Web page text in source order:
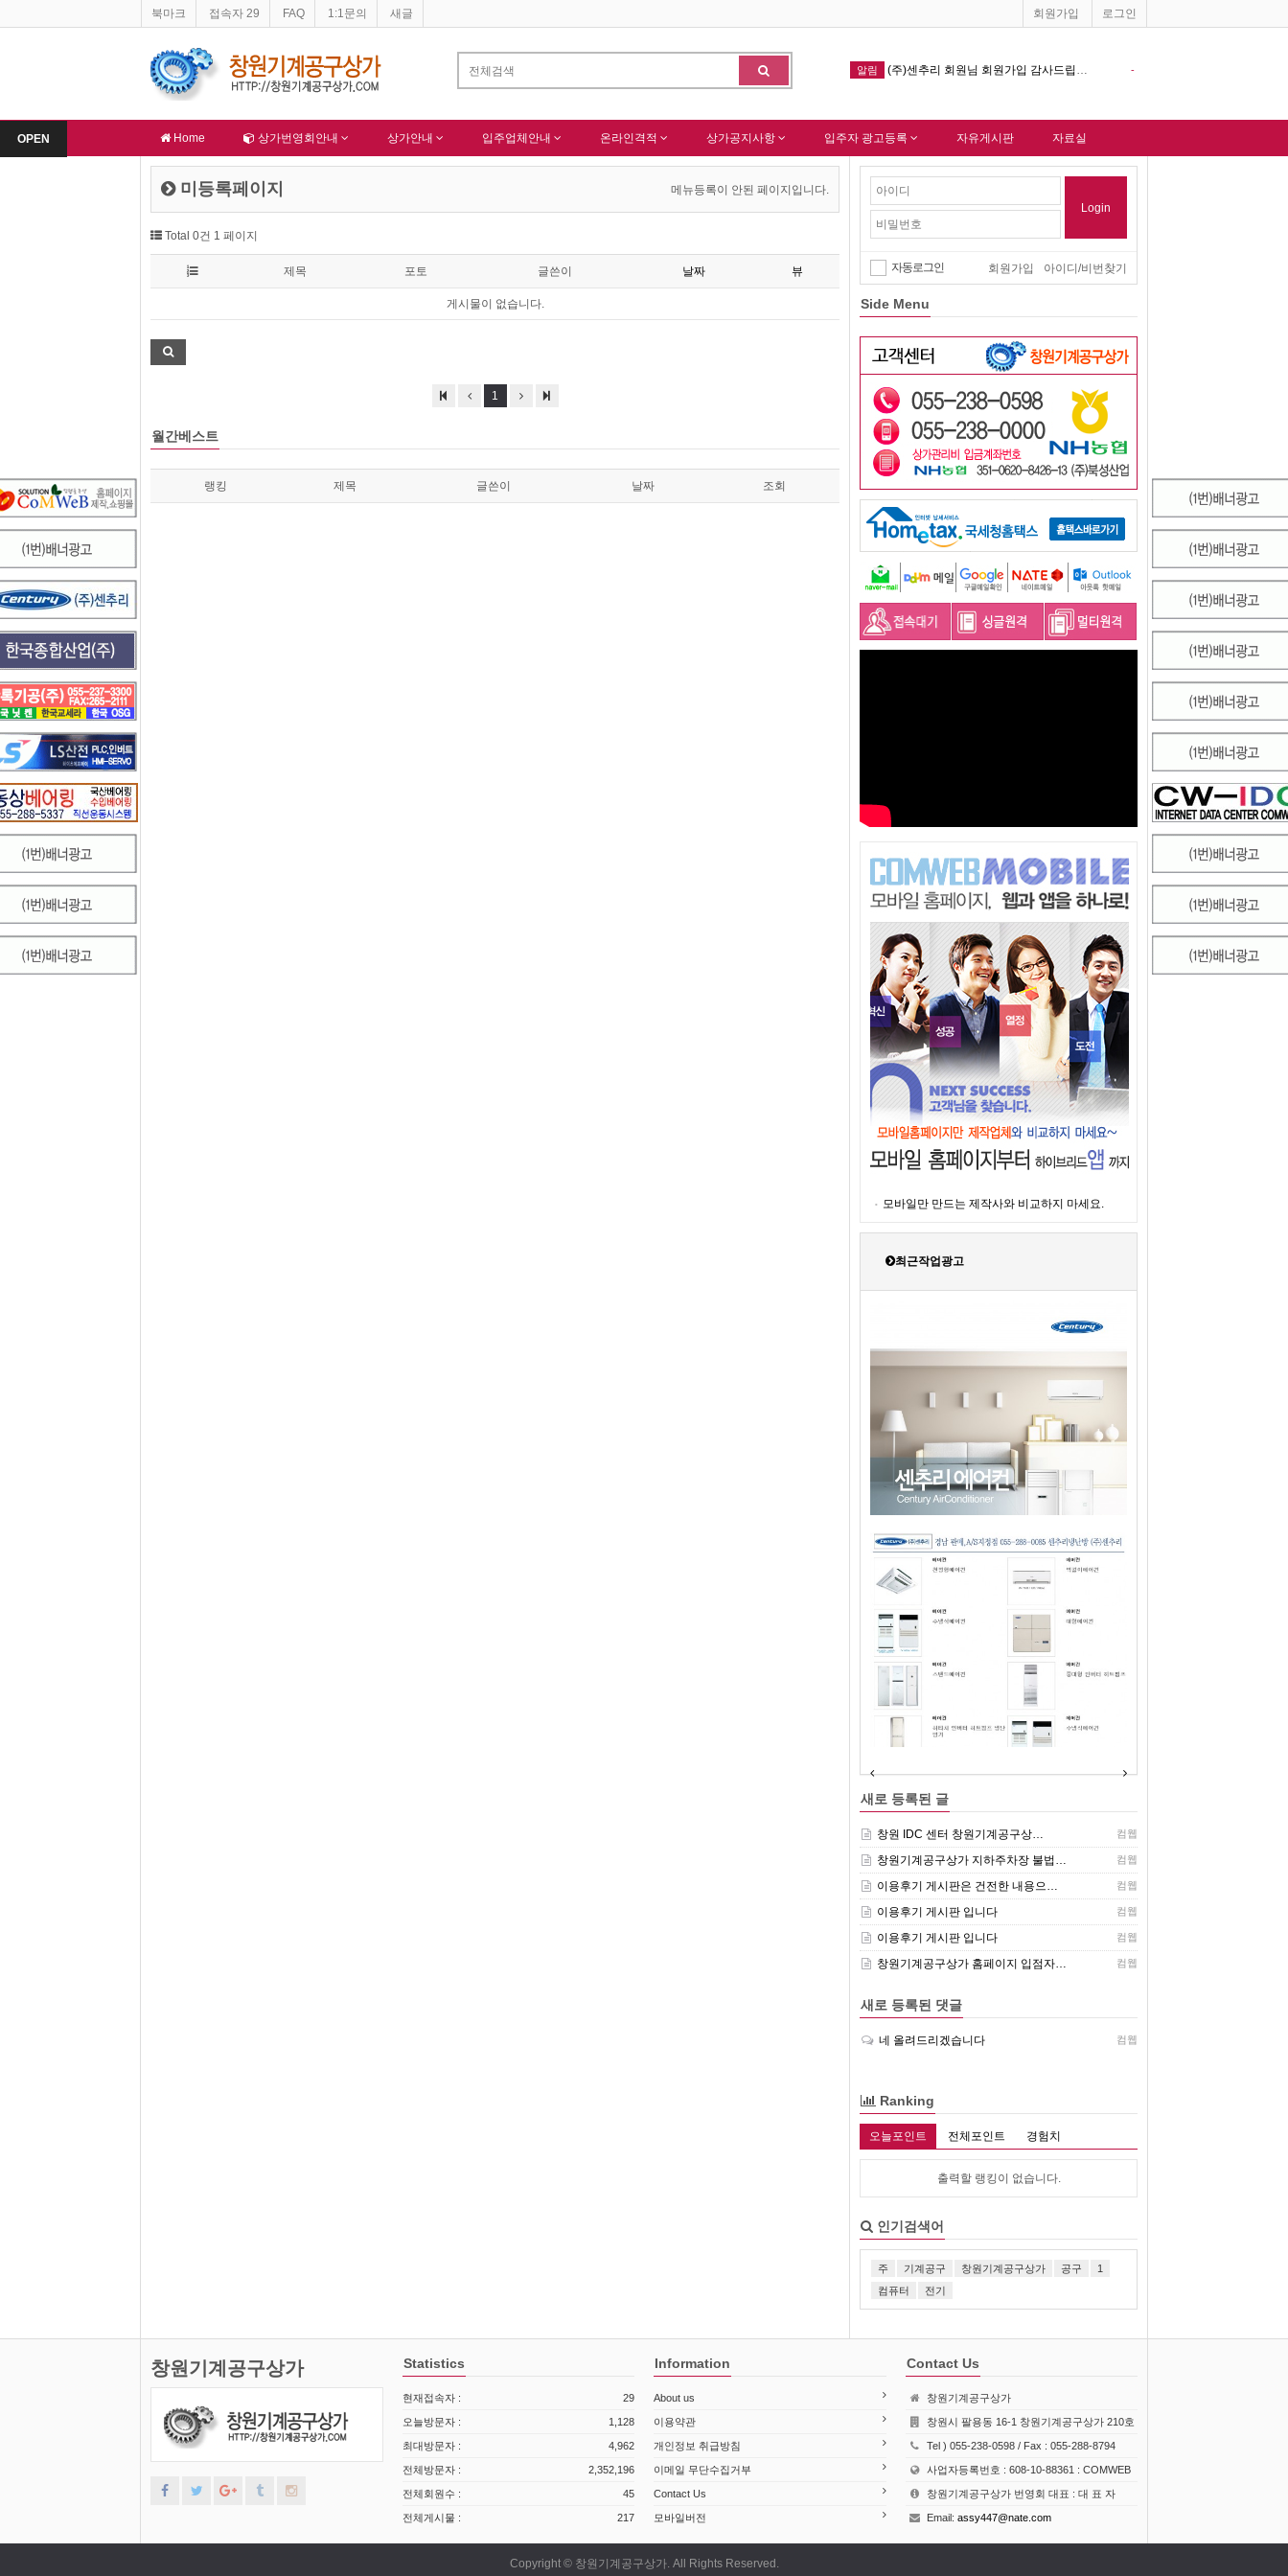
OPEN
북마크 접속자 29 FAQ 1:1문의 새글 회원가입 로그인
창원기계공구상가 홈페이지 네이버 등록완료 한국종합산업(주) 회원님 가입을 축하드립니다 ! (주)센추리 회원님 회원가입 감사드립니다. - 알림 창원기계공구상가 홈페이지 다음포털 싸이트 등록완료 !!!
Home 상가번영회안내 상가안내 입주업체안내 온라인격적 상가공지사항 입주자 광고등록 자유게시판 자료실
미등록페이지 메뉴등록이 안된 페이지입니다.
Total 0건 1 페이지
제목 포토 글쓴이 날짜 뷰
게시물이 없습니다.
1
월간베스트
랭킹 제목 글쓴이 날짜 조회
Login
자동로그인 아이디/비번찾기
회원가입
Side Menu
모바일만 만드는 제작사와 비교하지 마세요.
최근작업광고
새로 등록된 글
창원 IDC 센터 창원기계공구상… 컴웹
창원기계공구상가 지하주차장 불법… 컴웹
이용후기 게시판은 건전한 내용으… 컴웹
이용후기 게시판 입니다 컴웹
이용후기 게시판 입니다 컴웹
창원기계공구상가 홈페이지 입점자… 컴웹
새로 등록된 댓글
네 올려드리겠습니다 컴웹
Ranking
오늘포인트 전체포인트 경험치
출력할 랭킹이 없습니다.
인기검색어
주 기계공구 창원기계공구상가 공구
1
컴퓨터
전기
창원기계공구상가 Statistics
현재접속자 : 29
오늘방문자 : 1,128
최대방문자 : 4,962
전체방문자 : 2,352,196
전체회원수 : 45
전체게시물 : 217
Information
About us
이용약관
개인정보 취급방침
이메일 무단수집거부
Contact Us
모바일버전
Contact Us
창원기계공구상가
창원시 팔용동 16-1 창원기계공구상가 210호
Tel ) 055-238-0598 / Fax : 055-288-8794
사업자등록번호 : 608-10-88361 : COMWEB
창원기계공구상가 번영회 대표 : 대 표 자
Email: assy447@nate.com
Copyright © 창원기계공구상가. All Rights Reserved.